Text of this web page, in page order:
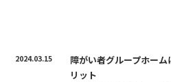
2024.03.15
障がい者グループホー
リット